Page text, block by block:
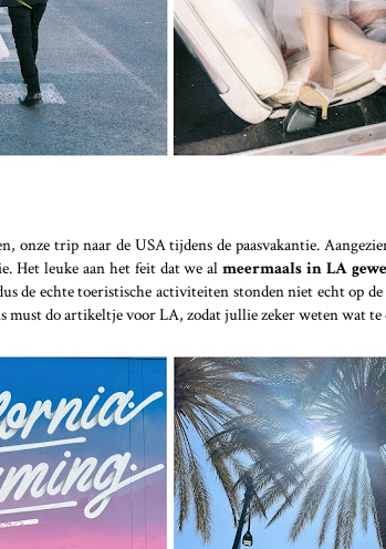
onze trip naar de USA tijdens de paasvakantie.
Het leuke aan het feit dat we almeermaals in LA
de echte toeristische activiteiten stonden niet echt op
must do artikeltje voor LA, zodat jullie zeker weten wat te